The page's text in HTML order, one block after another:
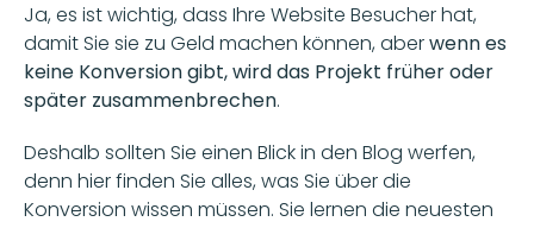
Ja, es ist wichtig, dass Ihre Website Besucher hat,
damit Sie sie zu Geld machen können, aber wenn es
keine Konversion gibt, wird das Projekt früher oder
später zusammenbrechen.
Deshalb sollten Sie einen Blick in den Blog werfen,
denn hier finden Sie alles, was Sie über die